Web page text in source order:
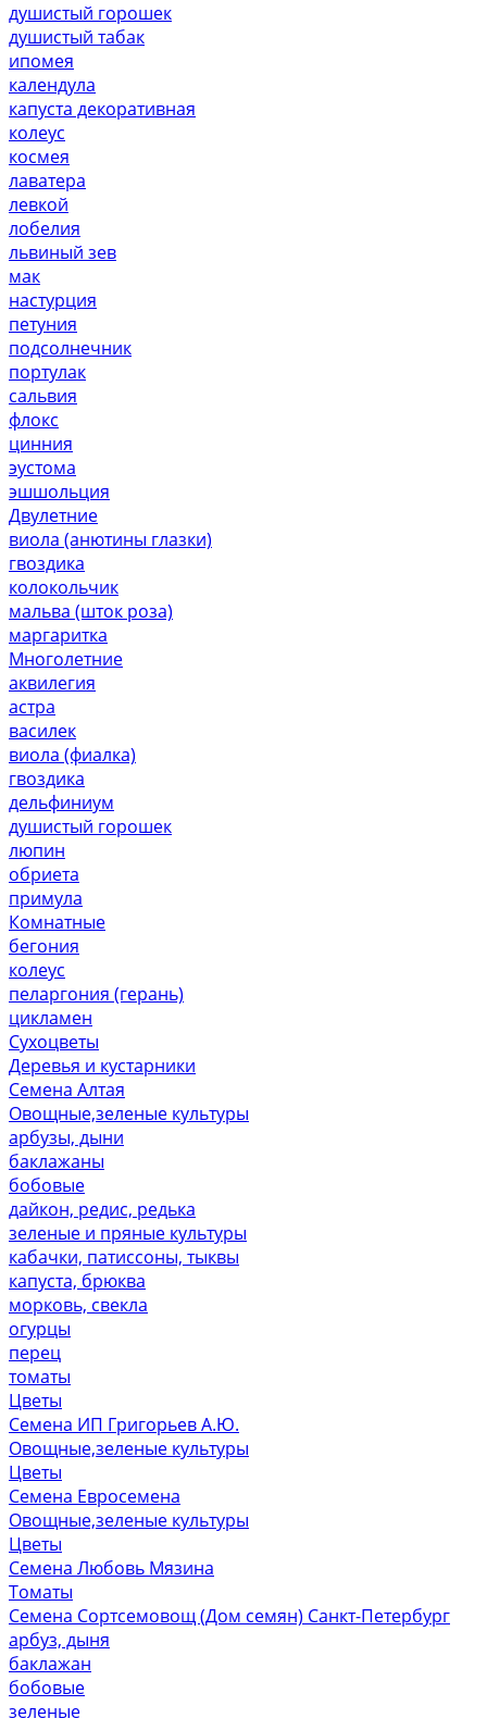
душистый горошек
душистый табак
ипомея
календула
капуста декоративная
колеус
космея
лаватера
левкой
лобелия
львиный зев
мак
настурция
петуния
подсолнечник
портулак
сальвия
флокс
цинния
эустома
эшшольция
Двулетние
виола (анютины глазки)
гвоздика
колокольчик
мальва (шток роза)
маргаритка
Многолетние
аквилегия
астра
василек
виола (фиалка)
гвоздика
дельфиниум
душистый горошек
люпин
обриета
примула
Комнатные
бегония
колеус
пеларгония (герань)
цикламен
Сухоцветы
Деревья и кустарники
Семена Алтая
Овощные,зеленые культуры
арбузы, дыни
баклажаны
бобовые
дайкон, редис, редька
зеленые и пряные культуры
кабачки, патиссоны, тыквы
капуста, брюква
морковь, свекла
огурцы
перец
томаты
Цветы
Семена ИП Григорьев А.Ю.
Овощные,зеленые культуры
Цветы
Семена Евросемена
Овощные,зеленые культуры
Цветы
Семена Любовь Мязина
Томаты
Семена Сортсемовощ (Дом семян) Санкт-Петербург
арбуз, дыня
баклажан
бобовые
зеленые